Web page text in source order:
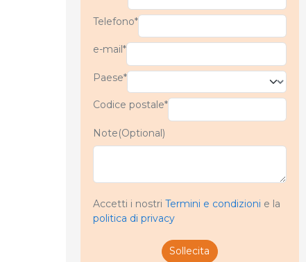
Telefono*
e-mail*
Paese*
Codice postale*
Note(Optional)
Accetti i nostri Termini e condizioni e la
politica di privacy
Sollecita